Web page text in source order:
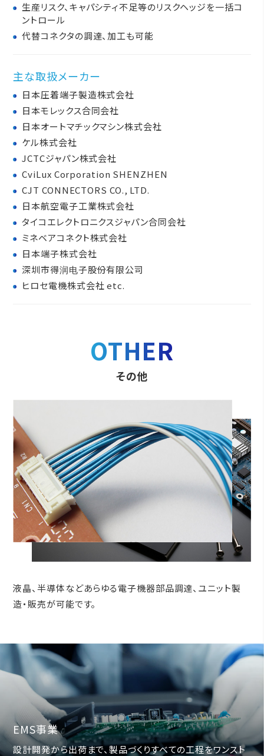
生産リスク、キャパシティ不足等のリスクヘッジを一括コ
ントロール
代替コネクタの調達、加工も可能
主な取扱メーカー
日本圧着端子製造株式会社
日本モレックス合同会社
日本オートマチックマシン株式会社
ケル株式会社
JCTCジャパン株式会社
CviLux Corporation SHENZHEN
CJT CONNECTORS CO., LTD.
日本航空電子工業株式会社
タイコエレクトロニクスジャパン合同会社
ミネベアコネクト株式会社
日本端子株式会社
深圳市得润电子股份有限公司
ヒロセ電機株式会社 etc.
OTHER
その他
液晶、半導体などあらゆる電子機器部品調達、ユニット製
造・販売が可能です。
EMS事業
設計開発から出荷まで、製品づくりすべての工程をワンスト